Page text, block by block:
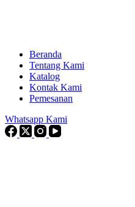
Beranda
Tentang Kami
Katalog
Kontak Kami
Pemesanan
Whatsapp Kami